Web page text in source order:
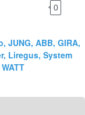
0
JUNG, ABB, GIRA,
Liregus, System